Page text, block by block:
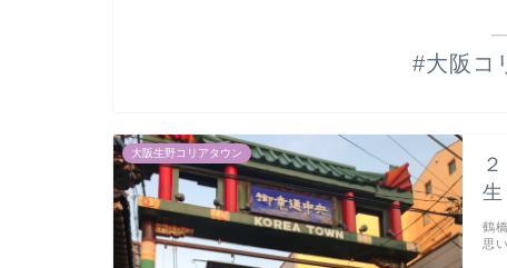
#大阪コ
大阪生野コリアタウン
生
鶴
思